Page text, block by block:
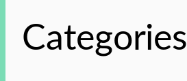
aCategories